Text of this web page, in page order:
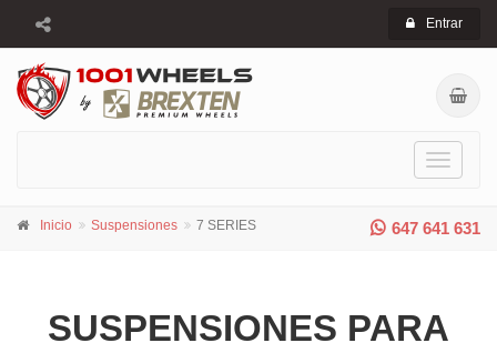
Entrar
Toggle
647 641 631
Inicio Suspensiones 7 SERIES
SUSPENSIONES PARA